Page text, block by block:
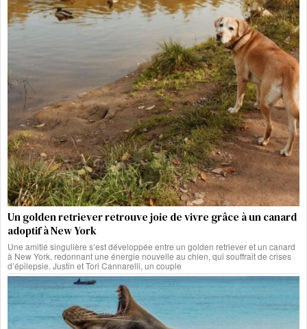
Un golden retriever retrouve joie de vivre grâce à un canard
adoptif à New York
Une amitié singulière s’est développée entre un golden retriever et un canard
à New York, redonnant une énergie nouvelle au chien, qui souffrait de crises
d’épilepsie. Justin et Tori Cannarelli, un couple